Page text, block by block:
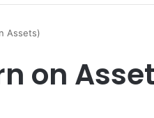
Assets)
on